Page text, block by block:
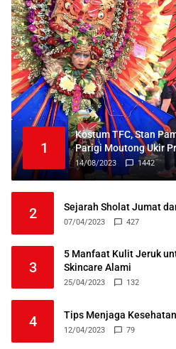
1
Kostum TFC, Stan
Parigi Moutong Ukir
14/08/2023 1442
2 Sejarah Sholat Jumat
07/04/2023 427
3
5 Manfaat Kulit Jeruk
Skincare Alami
25/04/2023 132
4 Tips Menjaga
12/04/2023 79